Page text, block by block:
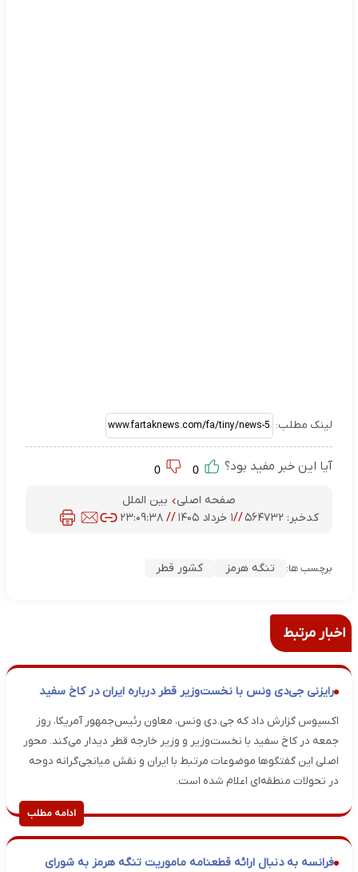
لینک مطلب:
آیا این خبر مفید بود؟
صفحه اصلی
بین الملل
کدخبر:۵۶۴۷۳۲ //۱ خرداد ۱۴۰۵ //۲۳:۰۹:۳۸
برچسب ها: تنگه هرمز کشور قطر
اخبار مرتبط
رایزنی جی‌دی ونس با نخست‌وزیر قطر درباره ایران در کاخ سفید
اکسیوس گزارش داد که جی.دی ونس، معاون رئیس‌جمهور آمریکا، روز
جمعه در کاخ سفید با نخست‌وزیر و وزیر خارجه قطر دیدار می‌کند. محور
اصلی این گفتگوها موضوعات مرتبط با ایران و نقش میانجی‌گرانه دوحه
در تحولات منطقه‌ای اعلام شده است.
ادامه مطلب
فرانسه به دنبال ارائه قطعنامه ماموریت تنگه هرمز به شورای